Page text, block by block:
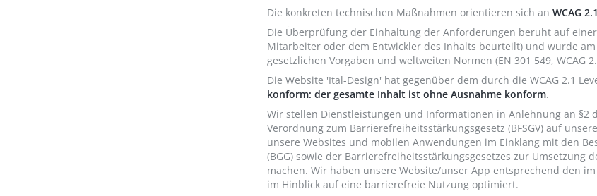
Die konkreten technischen Maßnahmen orientieren sich an WCAG
Die Überprüfung der Einhaltung der Anforderungen beruht auf
Mitarbeiter oder dem Entwickler des Inhalts beurteilt) und wurde
gesetzlichen Vorgaben und weltweiten Normen (EN 301 549, WCAG
Die Website 'Ital-Design' hat gegenüber dem durch die WCAG 2.1
konform: der gesamte Inhalt ist ohne Ausnahme konform.
Wir stellen Dienstleistungen und Informationen in Anlehnung an §2
Verordnung zum Barrierefreiheitsstärkungsgesetz (BFSGV) auf
unsere Websites und mobilen Anwendungen im Einklang mit den
(BGG) sowie der Barrierefreiheitsstärkungsgesetzes zur Umsetzung
machen. Wir haben unsere Website/unser App entsprechend den
im Hinblick auf eine barrierefreie Nutzung optimiert.